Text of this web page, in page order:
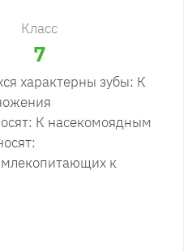
Класс
7
характерны зубы: К
К насекомоядным
к